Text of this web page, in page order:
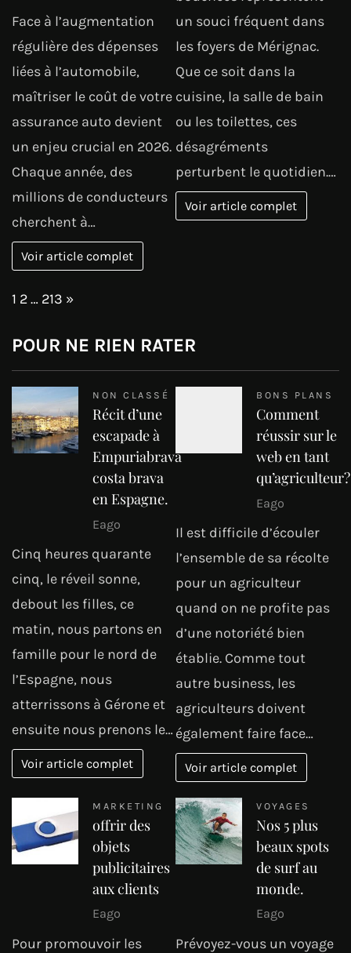
Face à l’augmentation
régulière des dépenses
liées à l’automobile,
maîtriser le coût de votre
assurance auto devient
un enjeu crucial en 2026.
Chaque année, des
millions de conducteurs
cherchent à…
Voir article complet
un souci fréquent dans
les foyers de Mérignac.
Que ce soit dans la
cuisine, la salle de bain
ou les toilettes, ces
désagréments
perturbent le quotidien.…
Voir article complet
Page:
1 2… 213 Next
»
POUR NE RIEN RATER
NON CLASSÉ
Récit d’une
escapade à
Empuriabrava
costa brava
en Espagne.
Eago
Cinq heures quarante
cinq, le réveil sonne,
debout les filles, ce
matin, nous partons en
famille pour le nord de
l’Espagne, nous
atterrissons à Gérone et
ensuite nous prenons le…
Voir article complet
BONS PLANS
Comment
réussir sur le
web en tant
qu’agriculteur?
Eago
Il est difficile d’écouler
l’ensemble de sa récolte
pour un agriculteur
quand on ne profite pas
d’une notoriété bien
établie. Comme tout
autre business, les
agriculteurs doivent
également faire face…
Voir article complet
MARKETING
offrir des
objets
publicitaires
aux clients
Eago
Pour promouvoir les
VOYAGES
Nos 5 plus
beaux spots
de surf au
monde.
Eago
Prévoyez-vous un voyage